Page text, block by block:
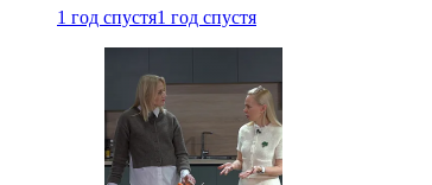
1 год спустя1 год спустя